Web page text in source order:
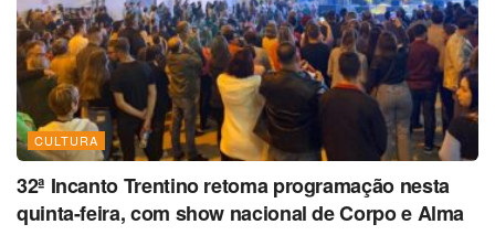
CULTURA
32ª Incanto Trentino retoma programação nesta
quinta-feira, com show nacional de Corpo e Alma